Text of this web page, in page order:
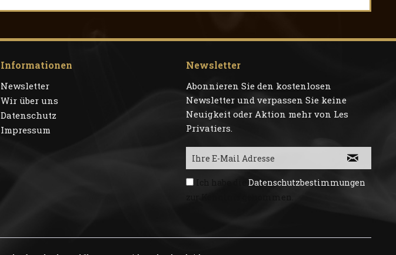
Informationen
Newsletter
Wir über uns
Datenschutz
Impressum
Newsletter
Abonnieren Sie den kostenlosen
Newsletter und verpassen Sie keine
Neuigkeit oder Aktion mehr von Les
Privatiers.
Datenschutzbestimmungen